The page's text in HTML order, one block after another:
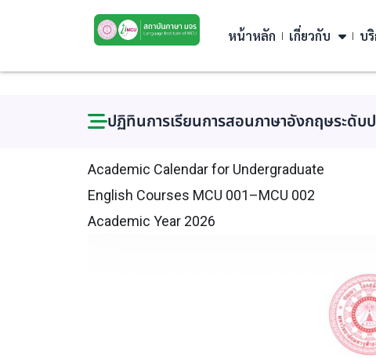
หน้าหลัก เกี่ยวกับ บ
ปฏิทินการเรียนการสอนภาษาอังกฤษระดั
Academic Calendar for Undergraduate
English Courses MCU 001–MCU 002
Academic Year 2026